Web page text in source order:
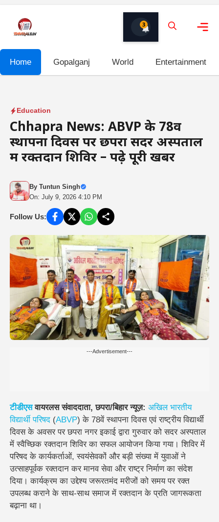
content
3
Home Gopalganj World Entertainment
Education
Chhapra News: ABVP के 78वें
स्थापना दिवस पर छपरा सदर अस्पताल
में रक्तदान शिविर – पढ़े पूरी खबर
By Tuntun Singh
On: July 9, 2026 4:10 PM
Follow Us:
---Advertisement---
टीडीएसवायरलस संवाददाता, छपरा/बिहार न्यूज़: अखिल भारतीय
विद्यार्थी परिषद (ABVP) के 78वें स्थापना दिवस एवं राष्ट्रीय विद्यार्थी
दिवस के अवसर पर छपरा नगर इकाई द्वारा गुरुवार को सदर अस्पताल
में स्वैच्छिक रक्तदान शिविर का सफल आयोजन किया गया। शिविर में
परिषद के कार्यकर्ताओं, स्वयंसेवकों और बड़ी संख्या में युवाओं ने
उत्साहपूर्वक रक्तदान कर मानव सेवा और राष्ट्र निर्माण का संदेश
दिया। कार्यक्रम का उद्देश्य जरूरतमंद मरीजों को समय पर रक्त
उपलब्ध कराने के साथ-साथ समाज में रक्तदान के प्रति जागरूकता
बढ़ाना था।